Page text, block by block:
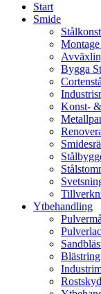
Start
Smide
Bygga
Konst-
Ytbehandling
Blästring